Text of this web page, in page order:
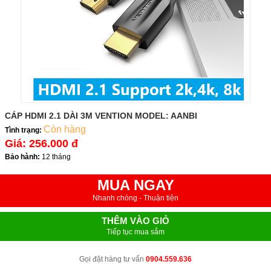
CÁP HDMI 2.1 DÀI 3M VENTION MODEL: AANBI
Tình trạng: Còn hàng
Giá: 256.000 đ
Bảo hành: 12 tháng
MUA NGAY
Nhanh chóng - Thuận tiện
THÊM VÀO GIỎ
Tiếp tục mua sắm
Gọi đặt hàng tư vấn 0904.559.636